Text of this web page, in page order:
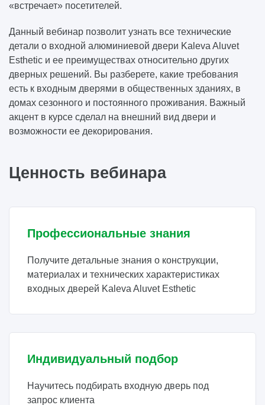
«встречает» посетителей.
Данный вебинар позволит узнать все технические
детали о входной алюминиевой двери Kaleva Aluvet
Esthetic и ее преимуществах относительно других
дверных решений. Вы разберете, какие требования
есть к входным дверями в общественных зданиях, в
домах сезонного и постоянного проживания. Важный
акцент в курсе сделал на внешний вид двери и
возможности ее декорирования.
Ценность вебинара
Профессиональные знания
Получите детальные знания о конструкции,
материалах и технических характеристиках
входных дверей Kaleva Aluvet Esthetic
Индивидуальный подбор
Научитесь подбирать входную дверь под
запрос клиента